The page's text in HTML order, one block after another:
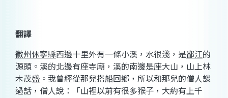
翻譯
徽州休寧縣西邊十里外有一條小溪，水很淺，是鄱江的
源頭。溪的北邊有座寺廟，溪的南邊是座大山，山上林
木茂盛。我曾經從那兒搭船回鄉，所以和那兒的僧人談
過話，僧人說：「山裡以前有很多猴子，大約有上千